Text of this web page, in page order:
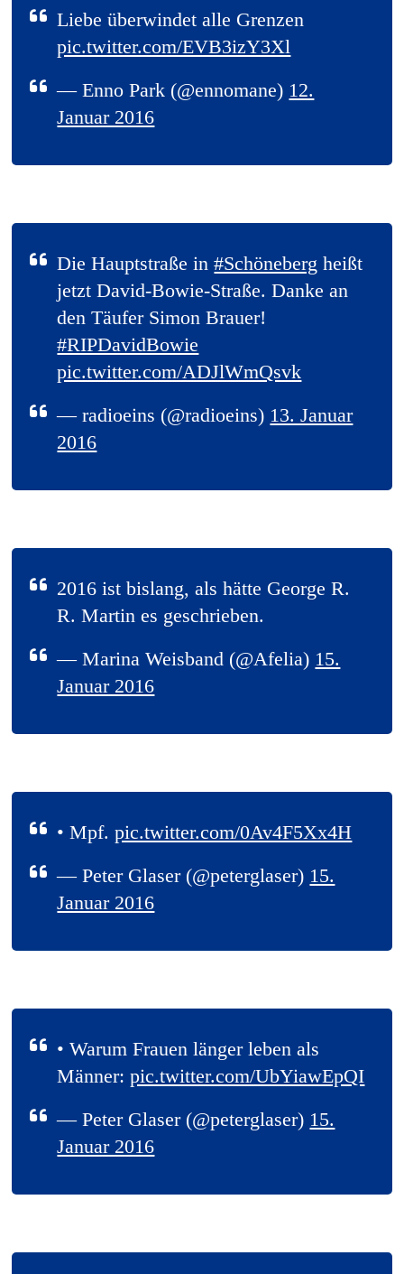
Liebe überwindet alle Grenzen
pic.twitter.com/EVB3izY3Xl
— Enno Park (@ennomane) 12.
Januar 2016
Die Hauptstraße in#Schöneberg heißt
jetzt David-Bowie-Straße. Danke an
den Täufer Simon Brauer!
#RIPDavidBowie
pic.twitter.com/ADJlWmQsvk
— radioeins (@radioeins) 13. Januar
2016
2016 ist bislang, als hätte George R.
R. Martin es geschrieben.
— Marina Weisband (@Afelia) 15.
Januar 2016
• Mpf.pic.twitter.com/0Av4F5Xx4H
— Peter Glaser (@peterglaser) 15.
Januar 2016
• Warum Frauen länger leben als
Männer:pic.twitter.com/UbYiawEpQI
— Peter Glaser (@peterglaser) 15.
Januar 2016